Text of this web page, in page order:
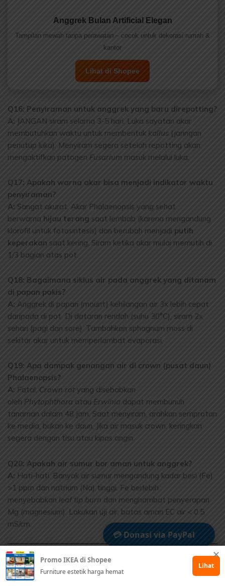
Anggrek Bulan Artificial Elegan
Tampilan mewah tanpa perawatan – cocok untuk dekorasi rumah &
kantor
Lihat di Shopee
Q16: Penyiraman untuk anggrek yang baru direpotting?
A: JANGAN siram selama 3-5 hari. Luka sayatan akar
membutuhkan waktu untuk membentuk kallus (jaringan
penutup luka). Menyiram segera setelah repotting akan
mengaktifkan patogen Fusarium masuk melalui luka.
Q17: Apakah warna akar bisa menjadi indikator waktu
penyiraman?
A: Sangat akurat. Akar Phalaenopsis yang sehat
berwarna hijau terang saat lembab (karena mengandung
klorofil untuk fotosintesis) dan berubah menjadi putih
keperakan saat kering. Siram ketika akar mulai memutih di
1/3 bagian atas pot.
Q18: Bagaimana siklus air pada anggrek yang ditanam
di papan pakis?
A: Anggrek di papan (mount) kehilangan air 3x lebih cepat
daripada di pot. Di dataran rendah (suhu 30°C), siram 2x
sehari (pagi dan sore). Tambahkan sphagnum moss di
sekitar akar untuk memperlambat evaporasi.
Q19: Apa dampak genangan air di crown (pusat daun)
Phalaenopsis?
A: Fatal. Crown rotyang disebabkan
oleh Phytophthora atau Erwinia dapat membunuh
tanaman dalam 48 jam. Saat menyiram, arahkan semprotan
ke media, bukan ke daun. Jika air masuk crown, keringkan
segera dengan tisu atau kipas angin.
Q20: Apakah air sumur bor aman untuk anggrek?
A: Hati-hati. Banyak air sumur mengandung kadar besi (Fe)
>1 ppm dan natrium (Na) tinggi. Fe berlebih
menyebabkan leaf tip burn dan menghambat penyerapan
Mg (magnesium). Lakukan uji air; batas aman EC air < 0.5
mS/cm.
BAGIAN 2: JENIS PUPUK ANGGREK (Kimiawi & Hayati)
Q21: Apa perbedaan fundamental pupuk “Grow” dan
💳 Donasi via PayPal
🤲 Dukung via Kitabisa
✕
Promo IKEA di Shopee
Furniture estetik harga hemat
Lihat